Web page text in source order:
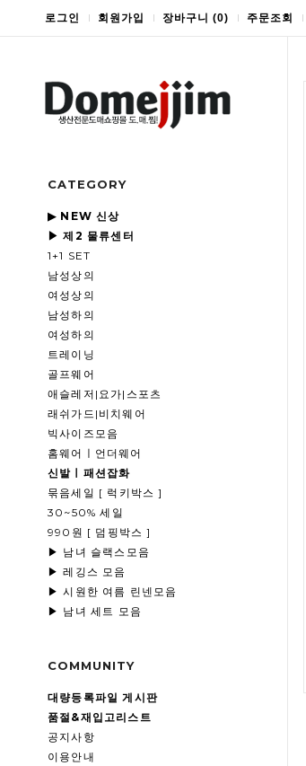
로그인 회원가입 장바구니 (0) 주문조회
CATEGORY
▶ NEW 신상
▶ 제2 물류센터
1+1 SET
남성상의
여성상의
남성하의
여성하의
트레이닝
골프웨어
애슬레저|요가|스포츠
래쉬가드|비치웨어
빅사이즈모음
홈웨어ㅣ언더웨어
신발ㅣ패션잡화
묶음세일 [ 럭키박스 ]
30~50% 세일
990원 [ 덤핑박스 ]
▶ 남녀 슬랙스모음
▶ 레깅스 모음
▶ 시원한 여름 린넨모음
▶ 남녀 세트 모음
COMMUNITY
대량등록파일 게시판
품절&재입고리스트
공지사항
이용안내